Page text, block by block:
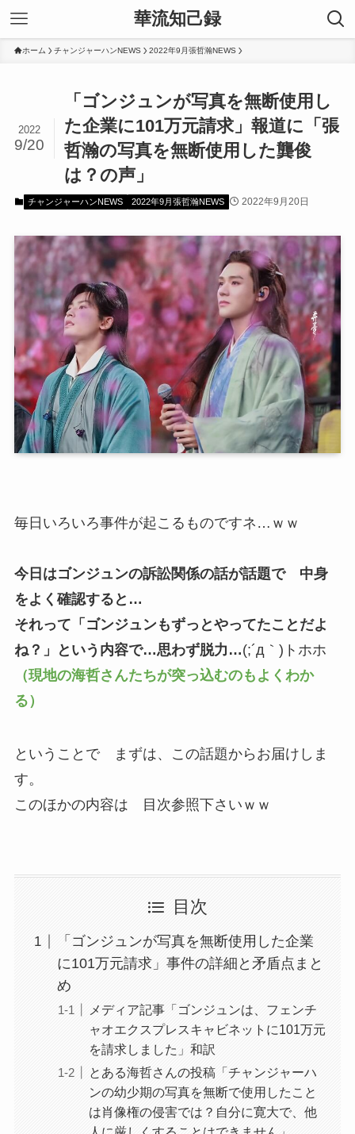
華流知己録
ホーム チャンジャーハンNEWS 2022年9月張哲瀚NEWS
「ゴンジュンが写真を無断使用し
た企業に101万元請求」報道に「張
哲瀚の写真を無断使用した龔俊
は？の声」
2022
9/20
チャンジャーハンNEWS 2022年9月張哲瀚NEWS 2022年9月20日
毎日いろいろ事件が起こるものですネ…ｗｗ
今日はゴンジュンの訴訟関係の話が話題で 中身
をよく確認すると…
それって「ゴンジュンもずっとやってたことだよ
ね？」という内容で…思わず脱力…(;´д｀)トホホ
（現地の海哲さんたちが突っ込むのもよくわか
る）
ということで まずは、この話題からお届けしま
す。
このほかの内容は 目次参照下さいｗｗ
目次
「ゴンジュンが写真を無断使用した企業
に101万元請求」事件の詳細と矛盾点まと
め
メディア記事「ゴンジュンは、フェンチ
ャオエクスプレスキャビネットに101万元
を請求しました」和訳
とある海哲さんの投稿「チャンジャーハ
ンの幼少期の写真を無断で使用したこと
は肖像権の侵害では？自分に寛大で、他